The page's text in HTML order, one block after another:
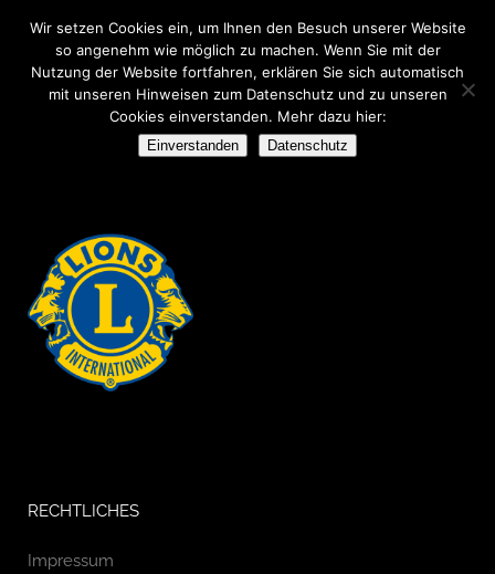
ARCHIVE
No posts were found.
RECHTLICHES
Impressum
Wir setzen Cookies ein, um Ihnen den Besuch unserer Website
so angenehm wie möglich zu machen. Wenn Sie mit der
Nutzung der Website fortfahren, erklären Sie sich automatisch
mit unseren Hinweisen zum Datenschutz und zu unseren
Cookies einverstanden. Mehr dazu hier:
Einverstanden Datenschutz